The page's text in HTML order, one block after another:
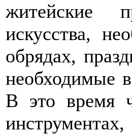
житейские
искусства,
обрядах,
необходимые
В это время